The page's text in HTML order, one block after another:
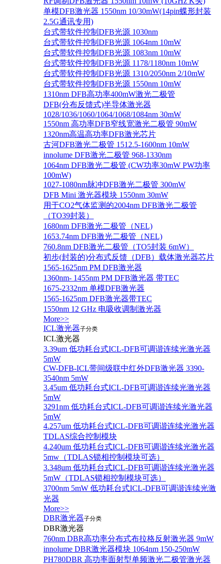
单模DFB激光器 1550nm 10/30mW(14pin蝶形封装
2.5G通讯专用)
台式带软件控制DFB光源 1030nm
台式带软件控制DFB光源 1064nm 10mW
台式带软件控制DFB光源 1083nm 10mW
台式带软件控制DFB光源 1178/1180nm 10mW
台式带软件控制DFB光源 1310/2050nm 2/10mW
台式带软件控制DFB光源 1550nm 10mW
1310nm DFB高功率400mW激光二极管
DFB(分布反馈式)半导体激光器
1028/1036/1060/1064/1068/1084nm 30mW
1550nm 高功率DFB窄线宽激光二极管 90mW
1320nm高温高功率DFB激光芯片
古河DFB激光二极管 1512.5-1600nm 10mW
innolume DFB激光二极管 968-1330nm
1064nm DFB激光二极管 (CW功率30mW PW功率
100mW)
1027-1080nm脉冲DFB激光二极管 300mW
DFB Mini 激光器模块 1550nm 30mW
用于CO2气体监测的2004nm DFB激光二极管
（TO39封装）
1680nm DFB激光二极管（NEL)
1653.74nm DFB激光二极管（NEL)
760.8nm DFB激光二极管（TO5封装 6mW）
初步(封装的)分布式反馈（DFB）载体激光器芯片
1565-1625nm PM DFB激光器
1360nm- 1455nm PM DFB激光器 带TEC
1675-2332nm 单模DFB激光器
1565-1625nm DFB激光器带TEC
1550nm 12 GHz 电吸收调制激光器
More>>
ICL激光器子分类
ICL激光器
3.39um 低功耗台式ICL-DFB可调谐连续光激光器
5mW
CW-DFB-ICL带间级联中红外DFB激光器 3390-
3540nm 5mW
3.45um 低功耗台式ICL-DFB可调谐连续光激光器
5mW
3291nm 低功耗台式ICL-DFB可调谐连续光激光器
5mW
4.257um 低功耗台式ICL-DFB可调谐连续光激光器
TDLAS综合控制模块
4.240um 低功耗台式ICL-DFB可调谐连续光激光器
5mw（TDLAS锁相控制模块可选）
3.348um 低功耗台式ICL-DFB可调谐连续光激光器
5mW（TDLAS锁相控制模块可选）
3700nm 5mW 低功耗台式ICL-DFB可调谐连续光激
光器
More>>
DBR激光器子分类
DBR激光器
760nm DBR高功率分布式布拉格反射激光器 9mW
innolume DBR激光器模块 1064nm 150-250mW
PH780DBR 高功率面射型单频激光二极管激光器